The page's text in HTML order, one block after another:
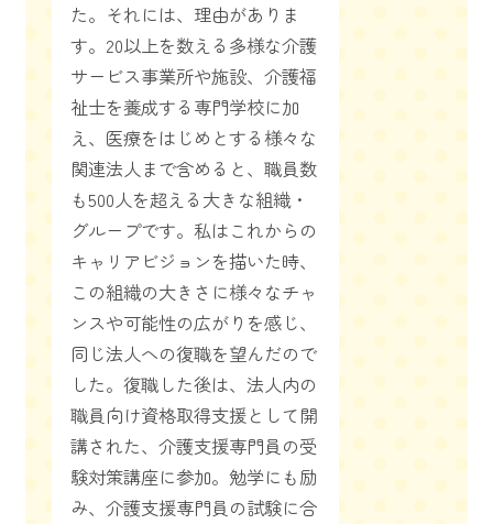
た。それには、理由がありま
す。20以上を数える多様な介護
サービス事業所や施設、介護福
祉士を養成する専門学校に加
え、医療をはじめとする様々な
関連法人まで含めると、職員数
も500人を超える大きな組織・
グループです。私はこれからの
キャリアビジョンを描いた時、
この組織の大きさに様々なチャ
ンスや可能性の広がりを感じ、
同じ法人への復職を望んだので
した。復職した後は、法人内の
職員向け資格取得支援として開
講された、介護支援専門員の受
験対策講座に参加。勉学にも励
み、介護支援専門員の試験に合